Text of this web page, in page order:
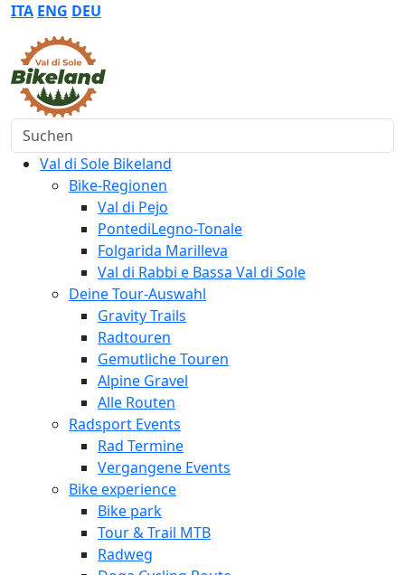
ITA ENG DEU
Suchen
Val di Sole Bikeland
Bike-Regionen
Val di Pejo
PontediLegno-Tonale
Folgarida Marilleva
Val di Rabbi e Bassa Val di Sole
Deine Tour-Auswahl
Gravity Trails
Radtouren
Gemutliche Touren
Alpine Gravel
Alle Routen
Radsport Events
Rad Termine
Vergangene Events
Bike experience
Bike park
Tour & Trail MTB
Radweg